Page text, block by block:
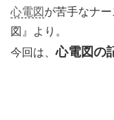
心電図 が苦手なナ
図』より。
今回は、心電図の